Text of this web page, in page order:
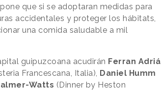
que si se adoptaran medidas para
accidentales y proteger los hábitats,
una comida saludable a mil
guipuzcoana acudirán Ferran Adriá
Francescana, Italia), Daniel Humm
Watts (Dinner by Heston